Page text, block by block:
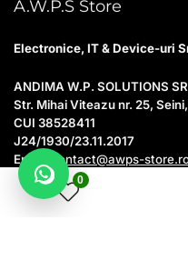
0
A.W.P.S Store
Electronice, IT & Device-uri
ANDIMA W.P. SOLUTIONS
Str. Mihai Viteazu nr. 25,
CUI 38528411
J24/1930/23.11.2017
Email:
contact@awps-
Program suport: Luni–Vineri,